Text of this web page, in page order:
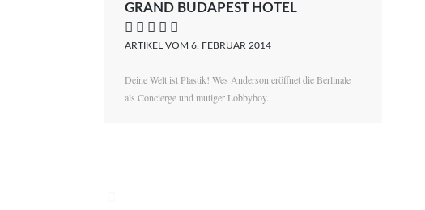
GRAND BUDAPEST HOTEL
    
ARTIKEL VOM 6. FEBRUAR 2014
Deine Welt ist Plastik! Wes Anderson eröffnet die Berlinale
als Concierge und mutiger Lobbyboy.